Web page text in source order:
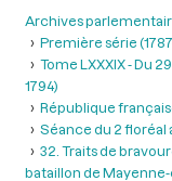
Archives
Première série
Tome LXXXIX - Du
1794)
République
Séance du 2 floréal
32. Traits de
bataillon de